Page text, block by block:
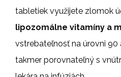
tabletiek využijete zlomok
lipozomálne vitamíny a
vstrebateľnosť na úrovni 90
takmer porovnateľný s